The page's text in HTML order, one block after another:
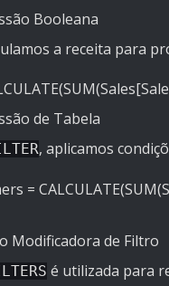
Booleana
a receita para
de Tabela
, aplicamos
=
Modificadora de Filtro
é utilizada para